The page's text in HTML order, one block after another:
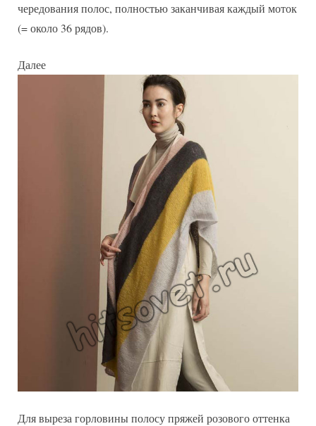
чередования полос, полностью заканчивая каждый моток
(= около 36 рядов).
Далее
Для выреза горловины полосу пряжей розового оттенка